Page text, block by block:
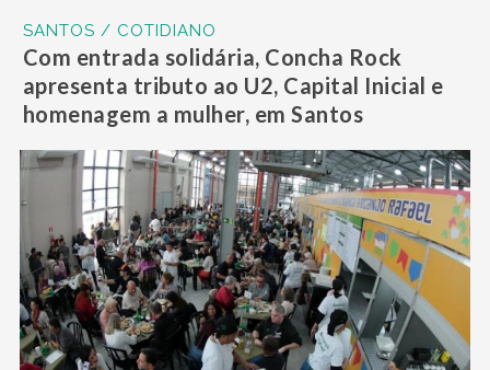
SANTOS / COTIDIANO
Com entrada solidária, Concha Rock
apresenta tributo ao U2, Capital Inicial e
homenagem a mulher, em Santos